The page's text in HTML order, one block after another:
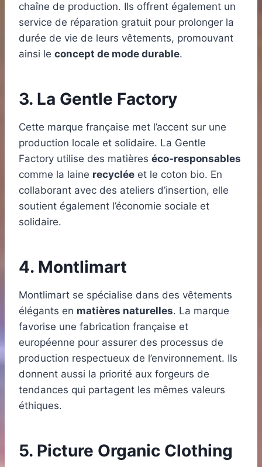
chaîne de production. Ils offrent également un
service de réparation gratuit pour prolonger la
durée de vie de leurs vêtements, promouvant
ainsi le concept de mode durable.
3. La Gentle Factory
Cette marque française met l’accent sur une
production locale et solidaire. La Gentle
Factory utilise des matières éco-responsables
comme la laine recyclée et le coton bio. En
collaborant avec des ateliers d’insertion, elle
soutient également l’économie sociale et
solidaire.
4. Montlimart
Montlimart se spécialise dans des vêtements
élégants en matières naturelles. La marque
favorise une fabrication française et
européenne pour assurer des processus de
production respectueux de l’environnement. Ils
donnent aussi la priorité aux forgeurs de
tendances qui partagent les mêmes valeurs
éthiques.
5. Picture Organic Clothing